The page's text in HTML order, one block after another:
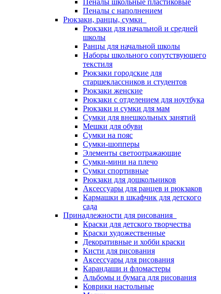
Пеналы школьные пластиковые
Пеналы с наполнением
Рюкзаки, ранцы, сумки
Рюкзаки для начальной и средней
школы
Ранцы для начальной школы
Наборы школьного сопутствующего
текстиля
Рюкзаки городские для
старшеклассников и студентов
Рюкзаки женские
Рюкзаки с отделением для ноутбука
Рюкзаки и сумки для мам
Сумки для внешкольных занятий
Мешки для обуви
Сумки на пояс
Сумки-шопперы
Элементы светоотражающие
Сумки-мини на плечо
Сумки спортивные
Рюкзаки для дошкольников
Аксессуары для ранцев и рюкзаков
Кармашки в шкафчик для детского
сада
Принадлежности для рисования
Краски для детского творчества
Краски художественные
Декоративные и хобби краски
Кисти для рисования
Аксессуары для рисования
Карандаши и фломастеры
Альбомы и бумага для рисования
Коврики настольные